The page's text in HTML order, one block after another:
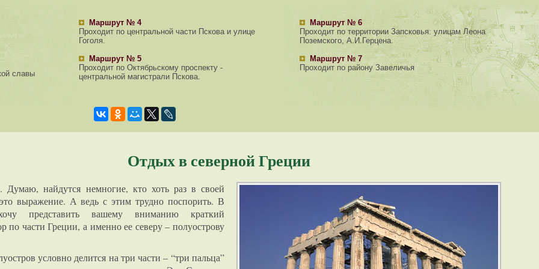
славы
Маршрут № 4
Проходит по центральной части Пскова и улице
Гоголя.
Маршрут № 5
Проходит по Октябрьскому проспекту -
центральной магистрали Пскова.
Маршрут № 6
Проходит по территории Запсковья: улицам Леона
Поземского, А.И.Герцена.
Маршрут № 7
Проходит по району Завеличья
Отдых в северной Греции
Думаю, найдутся немногие, кто хоть раз в своей
выражение. А ведь с этим трудно поспорить. В
представить вашему вниманию краткий
по части Греции, а именно ее северу – полуострову
условно делится на три части – “три пальца”